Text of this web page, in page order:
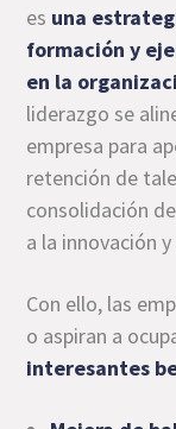
es una
formación y
en la
liderazgo se
empresa para
retención de
consolidación
a la innovación
Con ello, las
o aspiran a
interesantes